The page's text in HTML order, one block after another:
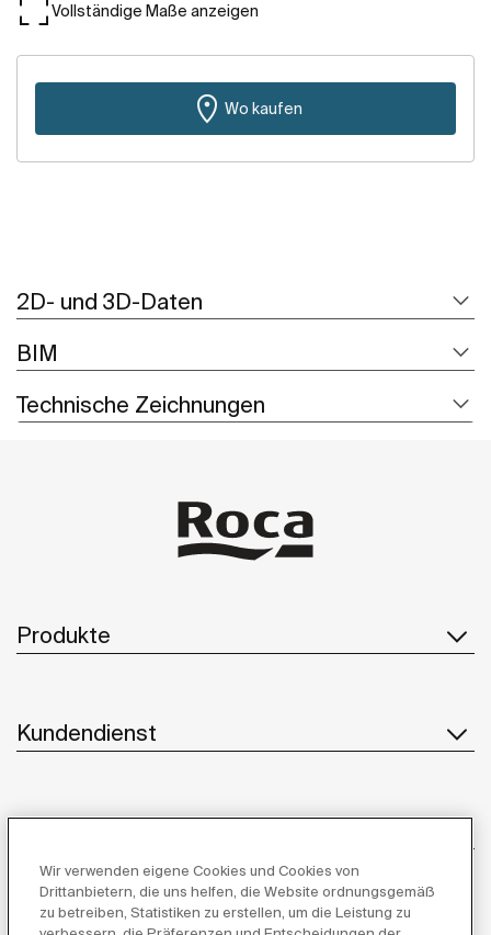
Vollständige Maße anzeigen
Wo kaufen
2D- und 3D-Daten
BIM
Technische Zeichnungen
Produkte
Kundendienst
Inspiration
Wir verwenden eigene Cookies und Cookies von
Drittanbietern, die uns helfen, die Website ordnungsgemäß
zu betreiben, Statistiken zu erstellen, um die Leistung zu